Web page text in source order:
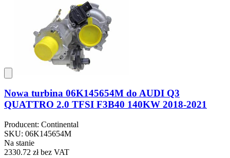
Nowa turbina 06K145654M do AUDI Q3
QUATTRO 2.0 TFSI F3B40 140KW 2018-2021
Producent: Continental
SKU: 06K145654M
Na stanie
2330.72 złbez VAT